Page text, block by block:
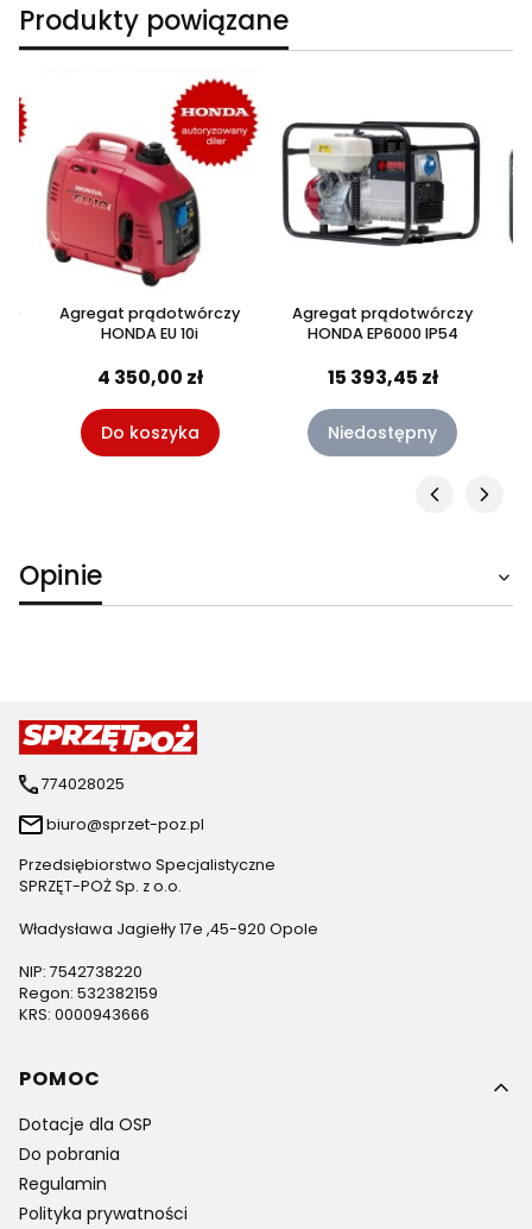
Produkty powiązane
Agregat prądotwórczy
HONDA EU 10i
4 350,00 zł
Do koszyka
Agregat prądotwórczy
HONDA EP6000 IP54
15 393,45 zł
Niedostępny
Opinie
774028025
biuro@sprzet-poz.pl
Przedsiębiorstwo Specjalistyczne
SPRZĘT-POŻ Sp. z o.o.
Władysława Jagiełły 17e ,45-920 Opole
NIP: 7542738220
Regon: 532382159
KRS: 0000943666
Linki w stopce
POMOC
Dotacje dla OSP
Do pobrania
Regulamin
Polityka prywatności